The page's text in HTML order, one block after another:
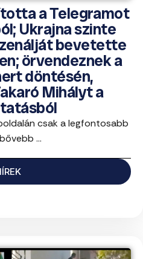
a Telegramot
Ukrajna szinte
bevetette
örvendeznek a
döntésén,
Mihályt a
csak a legfontosabb
...